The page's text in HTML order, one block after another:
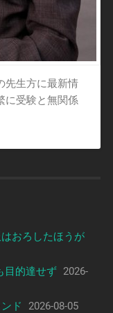
先生方に最新情
に受験と無関係
おろしたほうが
目的達せず 2026-
ド
2026-08-05